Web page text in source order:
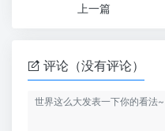
上一篇
评论（没有评论）